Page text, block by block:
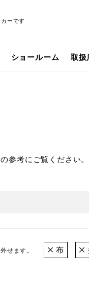
ーです
ショールーム 取扱
参考にご覧ください。
せます。 布